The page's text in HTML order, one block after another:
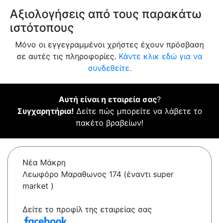
Αξιολογήσεις από τους παρακάτω
ιστότοπους
Μόνο οι εγγεγραμμένοι χρήστες έχουν πρόσβαση
σε αυτές τις πληροφορίες. Κάντε κλικ εδώ για να
συνδεθείτε.
Αυτή είναι η εταιρεία σας?
Συγχαρητήρια! Δείτε πώς μπορείτε να λάβετε το
πακέτο βραβείων!
Νέα Μάκρη
Λεωφόρο Μαραθωνος 174 (έναντι super
market )
Δείτε το προφίλ της εταιρείας σας